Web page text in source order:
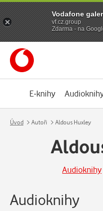
E-knihy
Úvod Autoři Aldous Huxley
Audioknihy
Audioknihy
Vodafone
vf.cz.group
Zdarma - na